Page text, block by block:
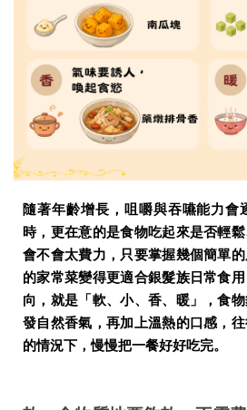
隨著年齡增長，咀嚼與吞嚥能力會
時，更在意的是食物吃起來是否輕
會不會太費力，只要掌握幾個簡單
的家常菜變得更適合銀髮族日常食
向，就是「軟、小、香、暖」，食
發自然香氣，再加上溫熱的口感，
的情況下，慢慢把一餐好好吃完。